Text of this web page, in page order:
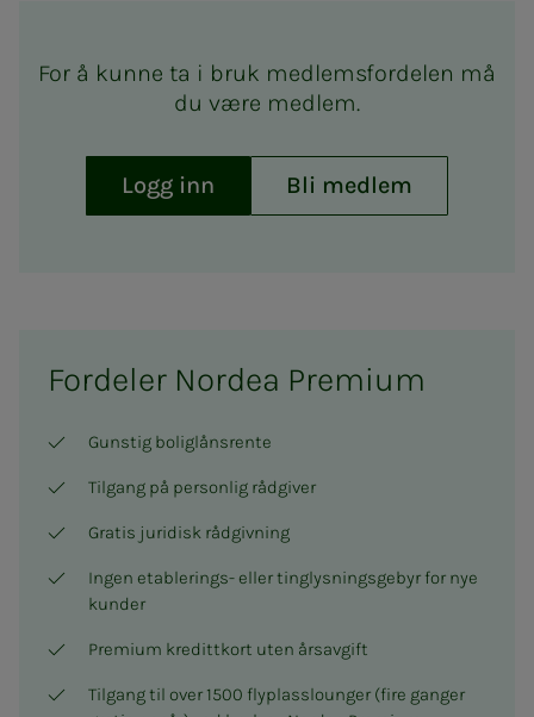
For å kunne ta i bruk medlemsfordelen må
du være medlem.
Logg inn Bli medlem
Fordeler Nordea Premium
Gunstig boliglånsrente
Tilgang på personlig rådgiver
Gratis juridisk rådgivning
Ingen etablerings- eller tinglysningsgebyr for nye
kunder
Premium kredittkort uten årsavgift
Tilgang til over 1500 flyplasslounger (fire ganger